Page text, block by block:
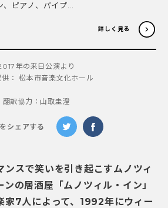
、ピアノ、パイプ...
詳しく見る
年の来日公演より
供： 松本市音楽文化ホール
翻訳協力：山取圭澄
シェアする
ンスで笑いを引き起こすムノツィ
の居酒屋「ムノツィル・イン」
家7人によって、1992年にウィー